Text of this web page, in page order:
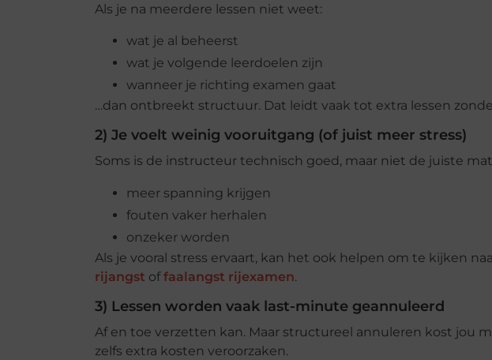
Als je na meerdere lessen niet weet:
wat je al beheerst
wat je volgende leerdoelen zijn
wanneer je richting examen gaat
…dan ontbreekt structuur. Dat leidt vaak tot extra lessen
2) Je voelt weinig vooruitgang (of juist meer stress)
Soms is de instructeur technisch goed, maar niet de juiste
meer spanning krijgen
fouten vaker herhalen
onzeker worden
Als je vooral stress ervaart, kan het ook helpen om te kijken
rijangst offaalangst rijexamen.
3) Lessen worden vaak last-minute geannuleerd
Af en toe verzetten kan. Maar structureel annuleren kost jou
zelfs extra kosten veroorzaken.